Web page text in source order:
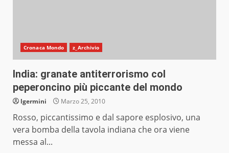
Cronaca Mondo z_Archivio
India: granate antiterrorismo col
peperoncino più piccante del mondo
lgermini Marzo 25, 2010
Rosso, piccantissimo e dal sapore esplosivo, una
vera bomba della tavola indiana che ora viene
messa al...